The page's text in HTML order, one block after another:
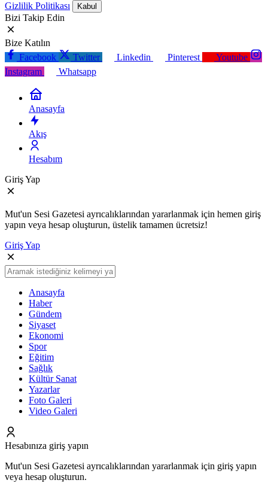
Gizlilik Politikası Kabul
Bizi Takip Edin
Bize Katılın
Facebook
Twitter Linkedin Pinterest
Youtube
Instagram
Whatsapp
Anasayfa
Akış
Hesabım
Giriş Yap
Mut'un Sesi Gazetesi ayrıcalıklarından yararlanmak için hemen giriş
yapın veya hesap oluşturun, üstelik tamamen ücretsiz!
Giriş Yap
Anasayfa
Haber
Gündem
Siyaset
Ekonomi
Spor
Eğitim
Sağlık
Kültür Sanat
Yazarlar
Foto Galeri
Video Galeri
Hesabınıza giriş yapın
Mut'un Sesi Gazetesi ayrıcalıklarından yararlanmak için giriş yapın
veya hesap oluşturun.